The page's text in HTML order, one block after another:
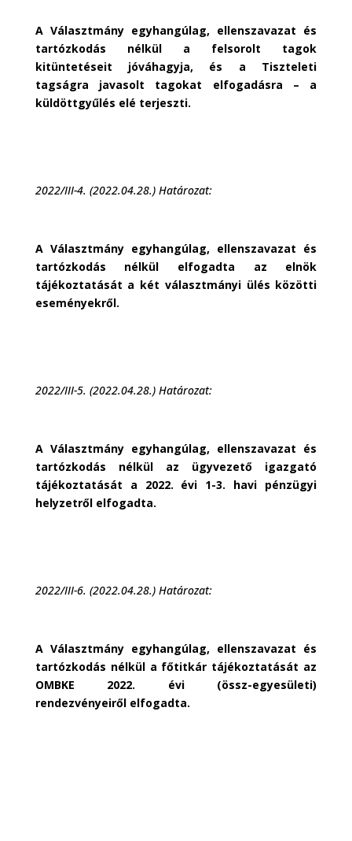
A Választmány egyhangúlag, ellenszavazat és
tartózkodás nélkül a felsorolt tagok
kitüntetéseit jóváhagyja, és a Tiszteleti
tagságra javasolt tagokat elfogadásra – a
küldöttgyűlés elé terjeszti.
2022/III-4. (2022.04.28.) Határozat:
A Választmány egyhangúlag, ellenszavazat és
tartózkodás nélkül elfogadta az elnök
tájékoztatását a két választmányi ülés közötti
eseményekről.
2022/III-5. (2022.04.28.) Határozat:
A Választmány egyhangúlag, ellenszavazat és
tartózkodás nélkül az ügyvezető igazgató
tájékoztatását a 2022. évi 1-3. havi pénzügyi
helyzetről elfogadta.
2022/III-6. (2022.04.28.) Határozat:
A Választmány egyhangúlag, ellenszavazat és
tartózkodás nélkül a főtitkár tájékoztatását az
OMBKE 2022. évi (össz-egyesületi)
rendezvényeiről elfogadta.